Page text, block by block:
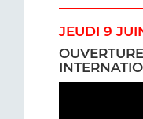
JEUDI 9